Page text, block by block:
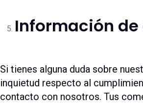
Información
Si tienes alguna duda sobre
inquietud respecto al
contacto con nosotros. Tus